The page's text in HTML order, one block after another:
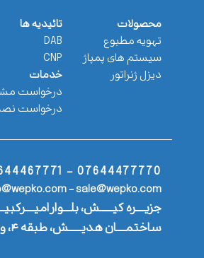
محصولات
تهویه مطبوع
سیستم های پمپاژ
دیزل ژنراتور
تائیدیه ها
DAB
CNP
خدمات
درخواست
درخواست نصب
07644477770 - 07644467771
- sale@wepko.com
جزیــــره کیــــــش، بلـــوار
ساختمــــان هدیــــــش، طبقه ۴، واحد۴۲